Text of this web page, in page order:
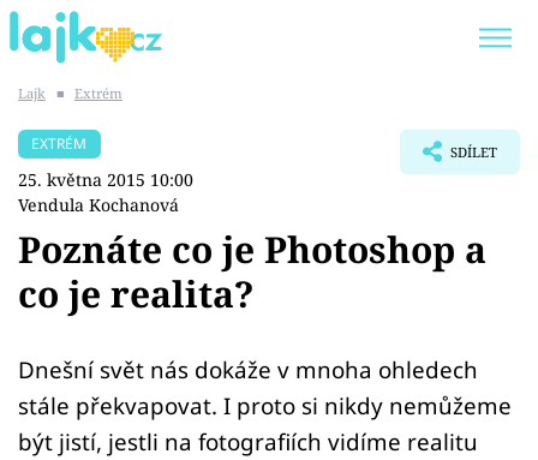
SHOPAHOLICADEL
Témata
Showbyznys
Youtubeři
Lajk ■ Extrém
EXTRÉM
25. května 2015 10:00
Vendula Kochanová
SDÍLET
Poznáte co je Photoshop a
co je realita?
Dnešní svět nás dokáže v mnoha ohledech
stále překvapovat. I proto si nikdy nemůžeme
být jistí, jestli na fotografiích vidíme realitu